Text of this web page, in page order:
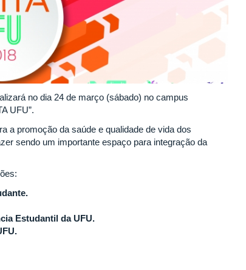
no dia 24 de março (sábado) no campus
UFU”.
a promoção da saúde e qualidade de vida dos
sendo um importante espaço para integração da
Estudantil da UFU.